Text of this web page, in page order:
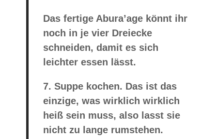
Das fertige Abura’age könnt ihr
noch in je vier Dreiecke
schneiden, damit es sich
leichter essen lässt.
7. Suppe kochen. Das ist das
einzige, was wirklich wirklich
heiß sein muss, also lasst sie
nicht zu lange rumstehen.